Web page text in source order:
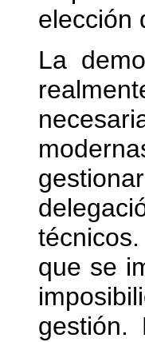
elección
La
que se
gestión.